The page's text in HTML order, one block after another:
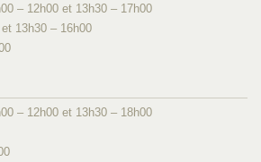
– 12h00 et 13h30 – 17h00
13h30 – 16h00
– 12h00 et 13h30 – 18h00